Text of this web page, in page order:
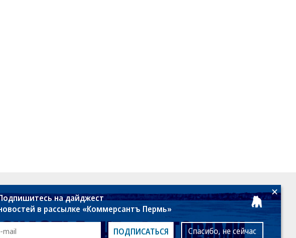
связь
информация
рассылки
18+
на дайджест
в рассылке «Коммерсантъ Пермь»
ПОДПИСАТЬСЯ Спасибо, не сейчас